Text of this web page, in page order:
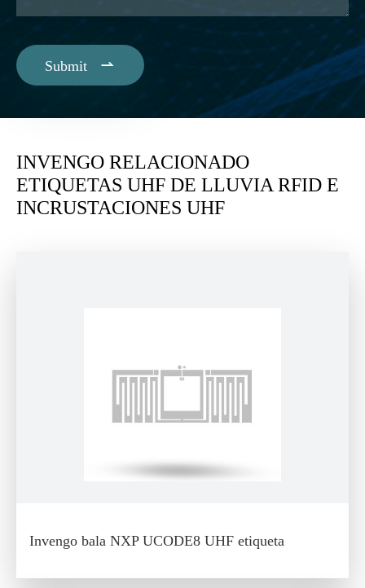
Submit 
INVENGO RELACIONADO
ETIQUETAS UHF DE LLUVIA RFID E
INCRUSTACIONES UHF
Invengo bala NXP UCODE8 UHF etiqueta